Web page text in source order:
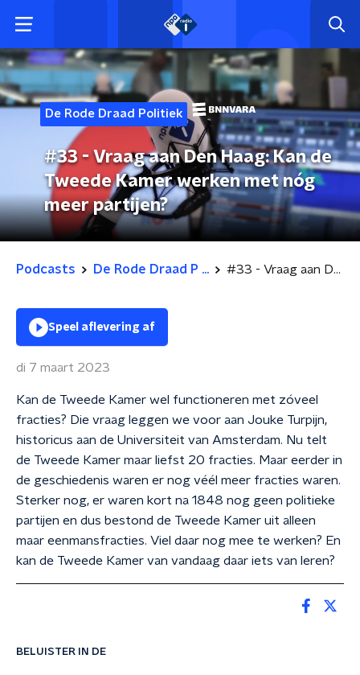
De Rode Draad Politiek
#33 - Vraag aan Den Haag: Kan de
Tweede Kamer werken met nóg
meer partijen?
Podcasts De Rode Draad P ... #33 - Vraag aan Den Haag: Kan de Tweede Kamer werken met nóg meer partijen?
BELUISTER IN DE
Speel aflevering af
di 7 maart 2023
Kan de Tweede Kamer wel functioneren met zóveel
fracties? Die vraag leggen we voor aan Jouke Turpijn,
historicus aan de Universiteit van Amsterdam. Nu telt
de Tweede Kamer maar liefst 20 fracties. Maar eerder in
de geschiedenis waren er nog véél meer fracties waren.
Sterker nog, er waren kort na 1848 nog geen politieke
partijen en dus bestond de Tweede Kamer uit alleen
maar eenmansfracties. Viel daar nog mee te werken? En
kan de Tweede Kamer van vandaag daar iets van leren?